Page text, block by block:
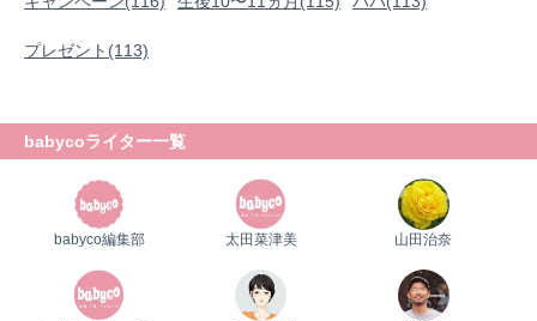
プレゼント(113)
babycoライター一覧
babyco編集部 太田菜津美 山田治奈